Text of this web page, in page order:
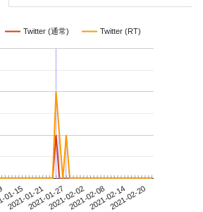
Twitter (通常) Twitter (RT)
15
2021-01-212021-01-272021-02-022021-02-082021-02-142021-02-20